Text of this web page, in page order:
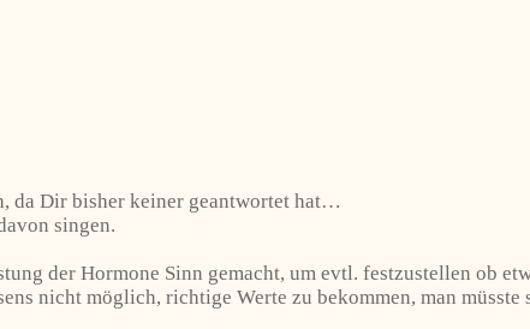
da Dir bisher keiner geantwortet hat…
singen.
der Hormone Sinn gemacht, um evtl. festzustellen ob
nicht möglich, richtige Werte zu bekommen, man müsste